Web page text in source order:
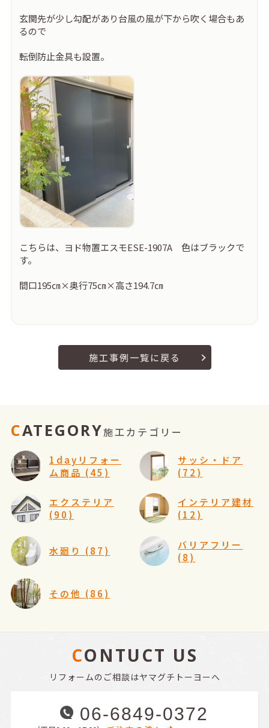
玄関先が少し勾配があり台風の風が下から吹く場合もあ
るので
転倒防止金具も設置。
こちらは、ヨド物置エスモESE-1907A 色はブラックで
す。
間口195㎝×奥行75㎝×高さ194.7㎝
施工事例一覧に戻る
CATEGORY施工カテゴリー
1dayリフォー
ム商品 (45)
サッシ・ドア
(72)
エクステリア
(90)
インテリア建材
(12)
水廻り (87)
バリアフリー
(8)
その他 (86)
CONTUCT US
リフォームのご相談はヤマグチトーヨーへ
06-6849-0372